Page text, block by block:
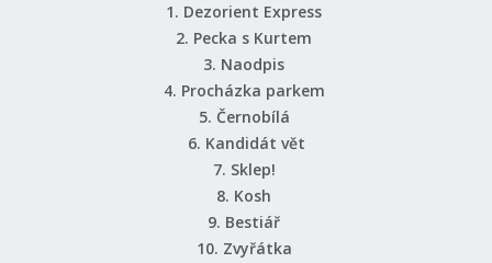
1. Dezorient Express
2. Pecka s Kurtem
3. Naodpis
4. Procházka parkem
5. Černobílá
6. Kandidát vět
7. Sklep!
8. Kosh
9. Bestiář
10. Zvyřátka